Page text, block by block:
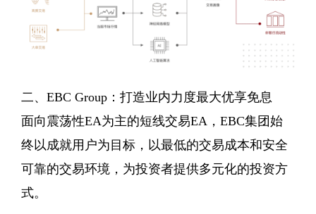
二、EBC Group：打造业内力度最大优享免息
面向震荡性EA为主的短线交易EA，EBC集团始
终以成就用户为目标，以最低的交易成本和安全
可靠的交易环境，为投资者提供多元化的投资方
式。